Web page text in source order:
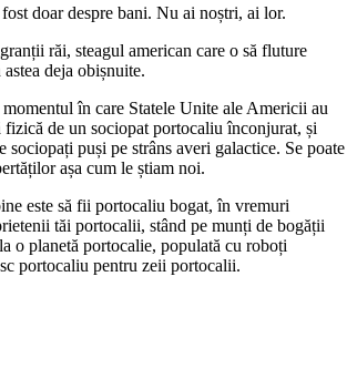
doar despre bani. Nu ai noștri, ai lor.
răi, steagul american care o să fluture
deja obișnuite.
în care Statele Unite ale Americii au
fizică de un sociopat portocaliu înconjurat, și
sociopați puși pe strâns averi galactice. Se poate
așa cum le știam noi.
este să fii portocaliu bogat, în vremuri
tăi portocalii, stând pe munți de bogății
o planetă portocalie, populată cu roboți
portocaliu pentru zeii portocalii.